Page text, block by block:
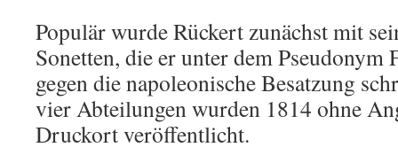
Populär wurde Rückert zunächst mit
Sonetten, die er unter dem Pseudonym
gegen die napoleonische Besatzung
vier Abteilungen wurden 1814 ohne
Druckort veröffentlicht.